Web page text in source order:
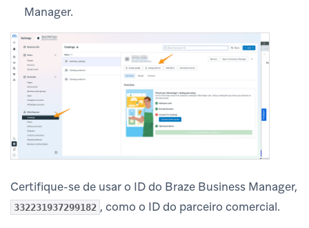
Manager.
Certifique-se de usar o ID do Braze Business Manager,
332231937299182 , como o ID do parceiro comercial.